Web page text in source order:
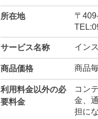
所在地
〒
サービス名称 イン
商品価格 商品
利用料金以外の必
要料金
コン
金、
担に